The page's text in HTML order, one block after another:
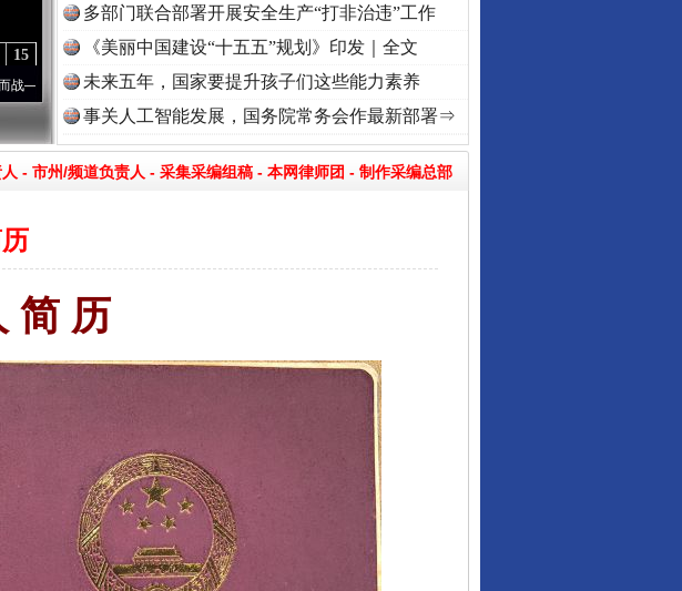
15
加强纪律..·[视频]牢记初心使命 奋进复兴征程丨“转折之城”激荡..·[视频]
多部门联合部署开展安全生产“打非治违”工作
《美丽中国建设“十五五”规划》印发｜全文
未来五年，国家要提升孩子们这些能力素养
事关人工智能发展，国务院常务会作最新部署⇒
- 市州/频道负责人 - 采集采编组稿 - 本网律师团 - 制作采编总部
简 历